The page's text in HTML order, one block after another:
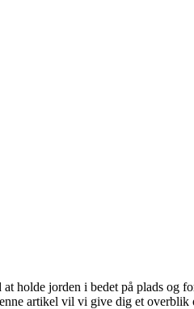
holde jorden i bedet på plads og
artikel vil vi give dig et overblik